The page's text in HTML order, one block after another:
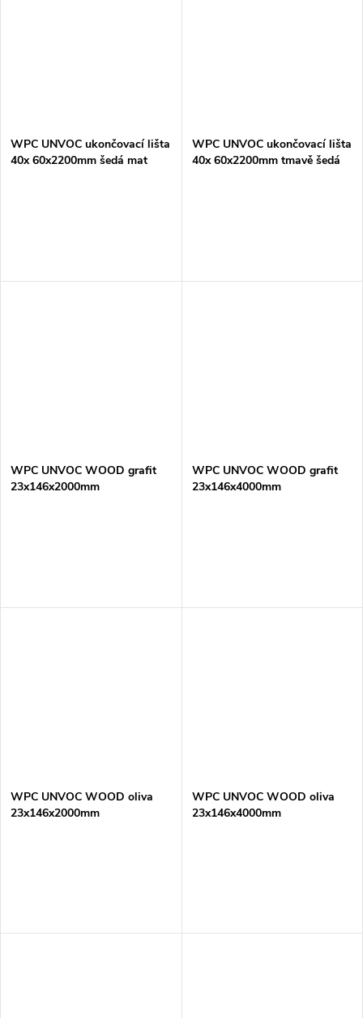
WPC UNVOC ukončovací lišta
40x 60x2200mm šedá mat
WPC UNVOC ukončovací lišta
40x 60x2200mm tmavě šedá
WPC UNVOC WOOD grafit
23x146x2000mm
WPC UNVOC WOOD grafit
23x146x4000mm
WPC UNVOC WOOD oliva
23x146x2000mm
WPC UNVOC WOOD oliva
23x146x4000mm